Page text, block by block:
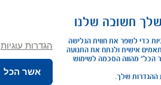
חשובה שלנו
ההגדרות שלך.
הגדרות עוגיות
אשר הכל
פרטי ליסינג תפעולי